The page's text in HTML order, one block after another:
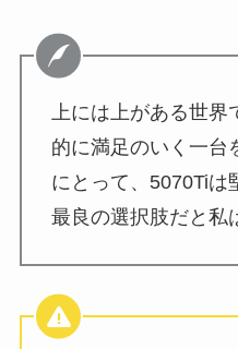
上には上がある世界
的に満足のいく一台
にとって、5070Tiは
最良の選択肢だと私